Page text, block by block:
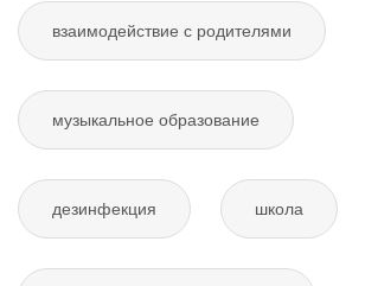
взаимодействие с родителями
музыкальное образование
дезинфекция школа